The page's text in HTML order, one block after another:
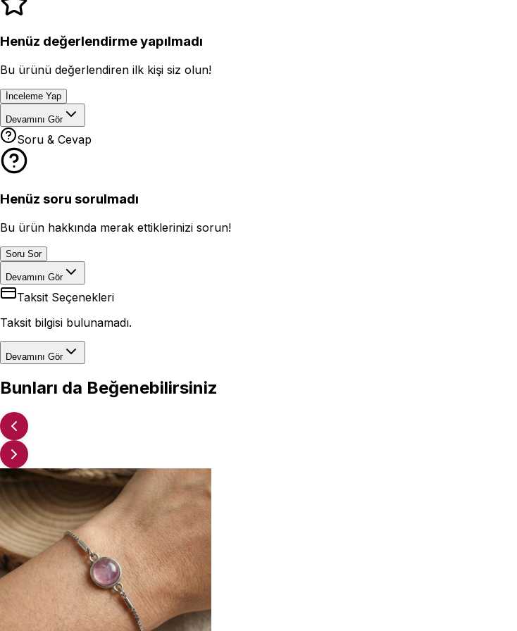
Henüz değerlendirme yapılmadı
Bu ürünü değerlendiren ilk kişi siz olun!
İnceleme Yap
Devamını Gör
Soru & Cevap
Henüz soru sorulmadı
Bu ürün hakkında merak ettiklerinizi sorun!
Soru Sor
Devamını Gör
Taksit Seçenekleri
Taksit bilgisi bulunamadı.
Devamını Gör
Bunları da Beğenebilirsiniz